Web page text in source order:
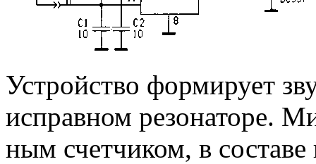
Устройство формирует
исправном резонаторе.
ным счетчиком, в составе